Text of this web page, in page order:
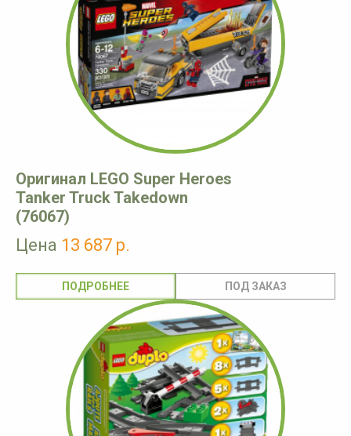
Оригинал LEGO Super Heroes
Tanker Truck Takedown
(76067)
Цена 13 687 р.
ПОДРОБНЕЕ